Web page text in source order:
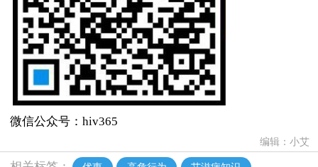
微信公众号：hiv365
编辑：小艾